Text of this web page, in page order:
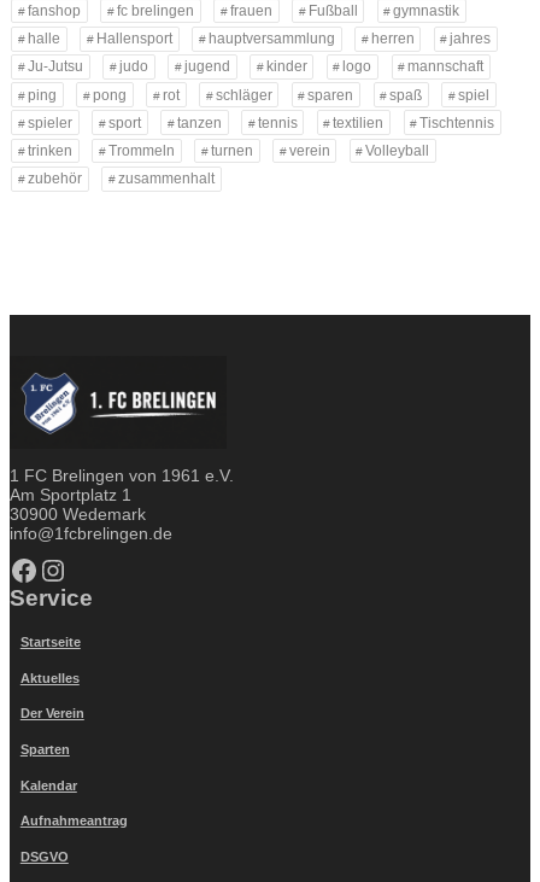
fanshop
fc brelingen frauen Fußball
gymnastik
halle
Hallensport hauptversammlung herren
jahres
Ju-Jutsu
judo jugend kinder logo
mannschaft
ping
pong rot schläger sparen spaß
spiel
spieler
sport tanzen tennis textilien
Tischtennis
trinken
Trommeln turnen verein
Volleyball
zubehör
zusammenhalt
1 FC Brelingen von 1961 e.V.
Am Sportplatz 1
30900 Wedemark
info@1fcbrelingen.de
Facebook Instagram
Service
Startseite
Aktuelles
Der Verein
Sparten
Kalendar
Aufnahmeantrag
DSGVO